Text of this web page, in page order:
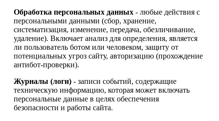
Обработка персональных данных - любые действия с
персональными данными (сбор, хранение,
систематизация, изменение, передача, обезличивание,
удаление). Включает анализ для определения, является
ли пользователь ботом или человеком, защиту от
потенциальных угроз сайту, авторизацию (прохождение
антибот-проверки).
Журналы (логи) - записи событий, содержащие
техническую информацию, которая может включать
персональные данные в целях обеспечения
безопасности и работы сайта.